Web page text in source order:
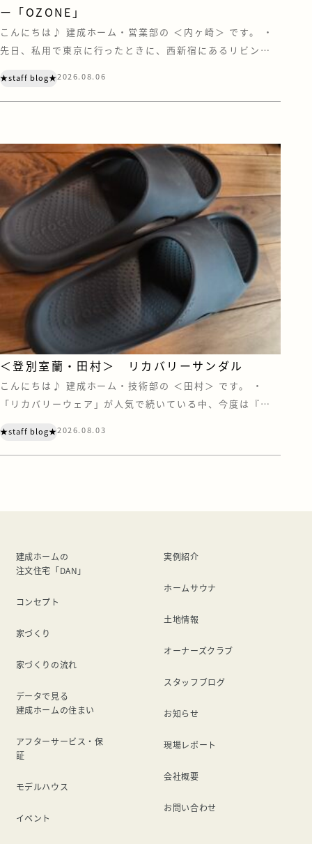
ー「OZONE」
こんにちは♪ 建成ホーム・営業部の ＜内ヶ崎＞ です。 ・
先日、私用で東京に行ったときに、西新宿にあるリビング
は、家具やキッチン、住宅設備などのショールーム・ショッ
プが集う、住まいとインテリアの情報センターです。 注文
る住宅設備メーカーのショール […]
★staff blog★2026.08.06
＜登別室蘭・田村＞ リカバリーサンダル
こんにちは♪ 建成ホーム・技術部の ＜田村＞ です。 ・
「リカバリーウェア」が人気で続いている中、今度は『リ
ス”もリカバリー界に足を踏み入れているとは・・・ リカバ
リーウェアの効果がいまひとつ得られなかったので、今度は
★staff blog★2026.08.03
建成ホームの
注文住宅「DAN」
コンセプト
家づくり
家づくりの流れ
データで見る
建成ホームの住まい
アフターサービス・保
証
モデルハウス
イベント
実例紹介
ホームサウナ
土地情報
オーナーズクラブ
スタッフブログ
お知らせ
現場レポート
会社概要
お問い合わせ